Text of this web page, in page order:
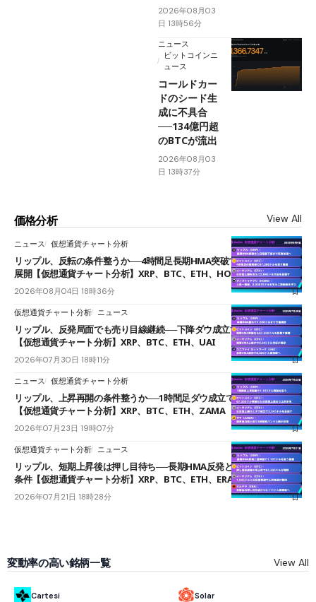
2026年08月03
日 13時56分
ニュース
ビットコインニ
ュース
コールドカー
ドのシード生
成に不具合
──134億円超
のBTCが流出
2026年08月03
日 13時37分
価格分析 View All
ニュース 仮想通貨チャート分析
リップル、反転の条件整うか──4時間足長期HMA突破で雲下端を目指す
展開【仮想通貨チャート分析】XRP、BTC、ETH、HOME
2026年08月04日 18時36分
仮想通貨チャート分析 ニュース
リップル、反発局面でも売り目線継続──下降ダウ成立で下値追う展開
【仮想通貨チャート分析】XRP、BTC、ETH、UAI
2026年07月30日 18時11分
ニュース 仮想通貨チャート分析
リップル、上昇再開の条件整うか──1時間足ダウ成立で1.185ドルを狙う
【仮想通貨チャート分析】XRP、BTC、ETH、ZAMA
2026年07月23日 19時07分
仮想通貨チャート分析 ニュース
リップル、短期上昇後は押し目待ち──長期HMA反発と雲上抜けが買い
条件【仮想通貨チャート分析】XRP、BTC、ETH、ERA
2026年07月21日 18時28分
変動率の高い銘柄一覧 View All
Cartesi Solar